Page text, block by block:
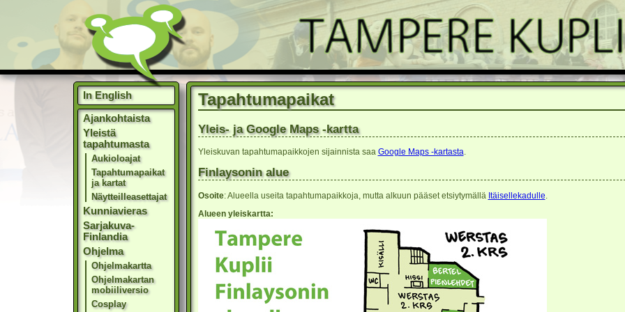
In English
Ajankohtaista
Yleistä
tapahtumasta
Aukioloajat
Tapahtumapaikat
ja kartat
Näytteilleasettajat
Kunniavieras
Sarjakuva-
Finlandia
Ohjelma
Ohjelmakartta
Ohjelmakartan
mobiiliversio
Cosplay
Tapahtumapaikat
Yleis- ja Google Maps -kartta
Yleiskuvan tapahtumapaikkojen sijainnista saa Google Maps -kartasta.
Finlaysonin alue
Osoite: Alueella useita tapahtumapaikkoja, mutta alkuun pääset etsiytymällä Itäisellekadulle.
Alueen yleiskartta: